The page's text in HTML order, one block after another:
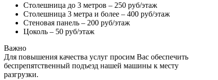
Столешница до 3 метров – 250 руб/этаж
Столешница 3 метра и более – 400 руб/этаж
Стеновая панель – 200 руб/этаж
Цоколь – 50 руб/этаж
Важно
Для повышения качества услуг просим Вас обеспечить
беспрепятственный подъезд нашей машины к месту
разгрузки.